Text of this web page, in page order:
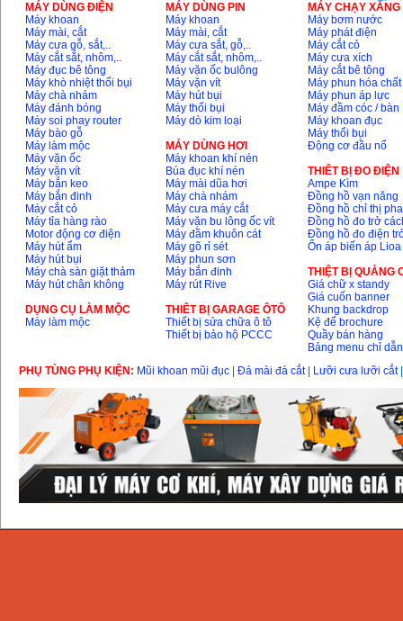
MÁY DÙNG ĐIỆN
Máy khoan
Máy mài, cắt
Máy cưa gỗ, sắt,..
Máy cắt sắt, nhôm,..
Máy đục bê tông
Máy khò nhiệt thổi bụi
Máy chà nhám
Máy đánh bóng
Máy soi phay router
Máy bào gỗ
Máy làm mộc
Máy vặn ốc
Máy vặn vít
Máy bắn keo
Máy bắn đinh
Máy cắt cỏ
Máy tỉa hàng rào
Motor động cơ điện
Máy hút ẩm
Máy hút bụi
Máy chà sàn giặt thảm
Máy hút chân không
DỤNG CỤ LÀM MỘC
Máy làm mộc
MÁY DÙNG PIN
Máy khoan
Máy mài, cắt
Máy cưa sắt, gỗ,..
Máy cắt sắt, nhôm,..
Máy vặn ốc bulông
Máy vặn vít
Máy hút bụi
Máy thổi bụi
Máy dò kim loại
MÁY DÙNG HƠI
Máy khoan khí nén
Búa đục khí nén
Máy mài dũa hơi
Máy chà nhám
Máy cưa máy cắt
Máy vặn bu lông ốc vít
Máy đầm khuôn cát
Máy gõ rỉ sét
Máy phun sơn
Máy bắn đinh
Máy rút Rive
THIÊT BỊ GARAGE ÔTÔ
Thiết bị sửa chữa ô tô
Thiết bị bảo hộ PCCC
MÁY CHẠY
Máy bơm nước
Máy phát điện
Máy cắt cỏ
Máy cưa xích
Máy cắt bê tông
Máy phun hóa chất
Máy phun áp lực
Máy đầm cóc / bàn
Máy khoan đục
Máy thổi bụi
Động cơ đầu nổ
THIÊT BỊ ĐO ĐIỆN
Ampe Kìm
Đồng hồ vạn năng
Đồng hồ chỉ thị pha
Đồng hồ đo trở
Đồng hồ đo điện
Ổn áp biến áp Lioa
THIỆT BỊ QUẢNG
Giá chữ x standy
Giá cuốn banner
Khung backdrop
Kệ để brochure
Quầy bán hàng
Bảng menu chỉ dẫn
PHỤ TÙNG PHỤ KIỆN: Mũi khoan mũi đục Đá mài đá cắt| Lưỡi cưa lưỡi cắt